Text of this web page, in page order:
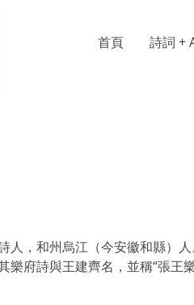
首頁 詩詞 +
人，和州烏江（今安徽和縣）
樂府詩與王建齊名，並稱“張王